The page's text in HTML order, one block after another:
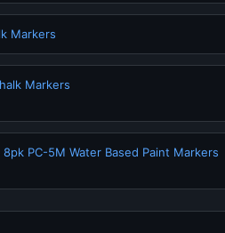
Markers
Markers
8pk PC-5M Water Based Paint Markers